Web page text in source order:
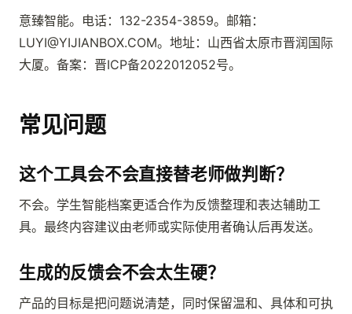
意臻智能。电话：132-2354-3859。邮箱：
LUYI@YIJIANBOX.COM。地址：山西省太原市晋润国际
大厦。备案：晋ICP备2022012052号。
常见问题
这个工具会不会直接替老师做判断？
不会。学生智能档案更适合作为反馈整理和表达辅助工
具。最终内容建议由老师或实际使用者确认后再发送。
生成的反馈会不会太生硬？
产品的目标是把问题说清楚，同时保留温和、具体和可执